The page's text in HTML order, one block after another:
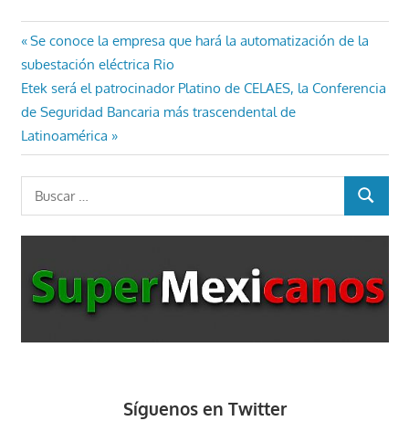
Navegación
de
entradas
Entrada
anterior:
Se conoce la empresa que hará la automatización de la
subestación eléctrica Rio
Entrada
siguiente:
Etek será el patrocinador Platino de CELAES, la Conferencia
de Seguridad Bancaria más trascendental de
Latinoamérica
BUSCAR
Síguenos en Twitter